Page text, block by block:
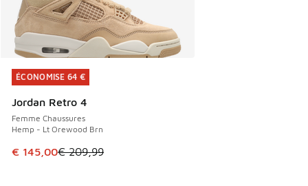
ÉCONOMISE 64 €
Jordan Retro 4
Femme Chaussures
Hemp - Lt Orewood Brn
Cet article est en promotion. Prix en baisse de € 209,99 à
€ 145,00€ 209,99
ÉCONOMISE 64 €